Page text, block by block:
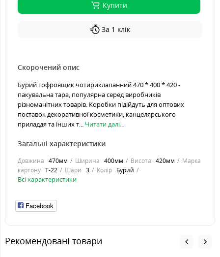
Купити
За 1 клік
Скорочений опис
Бурий гофроящик чотириклапанний 470 * 400 * 420 -
пакувальна тара, популярна серед виробників
різноманітних товарів. Коробки підійдуть для оптових
поставок декоративної косметики, канцелярського
приладдя та інших т... Читати далі...
Загальні характеристики
Довжина 470мм Ширина 400мм Висота 420мм
Марка
картону Т-22 Шари 3 Колір Бурий
Всі характеристики
Facebook
Рекомендовані товари